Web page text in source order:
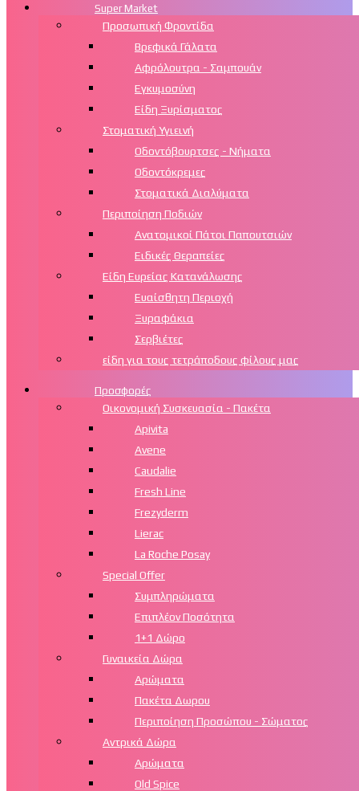
Super Market
Προσωπική Φροντίδα
Βρεφικά Γάλατα
Αφρόλουτρα - Σαμπουάν
Εγκυμοσύνη
Είδη Ξυρίσματος
Στοματική Υγιεινή
Οδοντόβουρτσες - Νήματα
Οδοντόκρεμες
Στοματικά Διαλύματα
Περιποίηση Ποδιών
Aνατομικοί Πάτοι Παπουτσιών
Ειδικές Θεραπείες
Είδη Ευρείας Κατανάλωσης
Ευαίσθητη Περιοχή
Ξυραφάκια
Σερβιέτες
είδη για τους τετράποδους φίλους μας
Προσφορές
Οικονομική Συσκευασία - Πακέτα
Apivita
Avene
Caudalie
Fresh Line
Frezyderm
Lierac
La Roche Posay
Special Offer
Συμπληρώματα
Επιπλέον Ποσότητα
1+1 Δώρο
Γυναικεία Δώρα
Αρώματα
Πακέτα Δωρου
Περιποίηση Προσώπου - Σώματος
Αντρικά Δώρα
Αρώματα
Old Spice